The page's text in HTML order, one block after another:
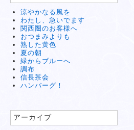
涼やかなる風を
わたし、急いでます
関西圏のお客様へ
おつまみよりも
熟した黄色
夏の朝
緑からブルーへ
調布
信長茶会
ハンバーグ！
アーカイブ